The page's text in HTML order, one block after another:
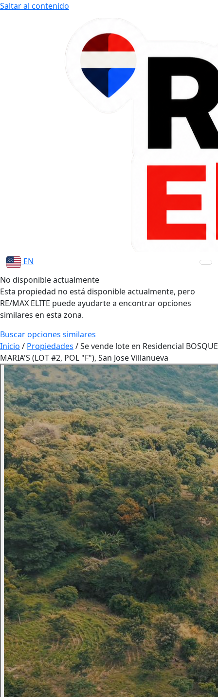
Saltar al contenido
EN
No disponible actualmente
Esta propiedad no está disponible actualmente, pero
RE/MAX ELITE puede ayudarte a encontrar opciones
similares en esta zona.
Buscar opciones similares
Inicio / Propiedades /Se vende lote en Residencial BOSQUE
MARIA'S (LOT #2, POL "F"), San Jose Villanueva